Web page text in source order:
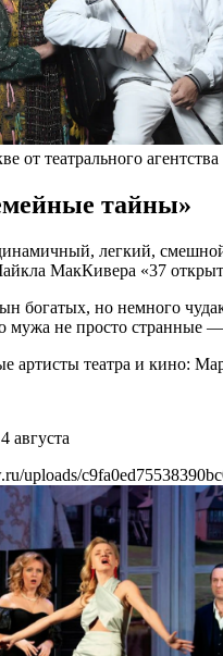
от театрального
тайны»
легкий,
МакКивера «37
богатых, но немного
мужа не просто странные
артисты театра и кино:
августа
uploads/